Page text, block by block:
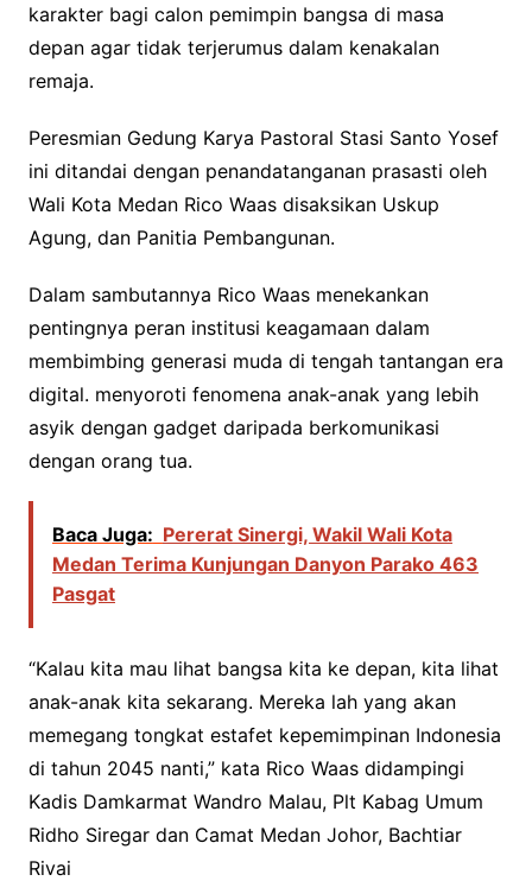
karakter bagi calon pemimpin bangsa di masa
depan agar tidak terjerumus dalam kenakalan
remaja.
Peresmian Gedung Karya Pastoral Stasi Santo Yosef
ini ditandai dengan penandatanganan prasasti oleh
Wali Kota Medan Rico Waas disaksikan Uskup
Agung, dan Panitia Pembangunan.
Dalam sambutannya Rico Waas menekankan
pentingnya peran institusi keagamaan dalam
membimbing generasi muda di tengah tantangan era
digital. menyoroti fenomena anak-anak yang lebih
asyik dengan gadget daripada berkomunikasi
dengan orang tua.
Baca Juga: Pererat Sinergi, Wakil Wali Kota
Medan Terima Kunjungan Danyon Parako 463
Pasgat
“Kalau kita mau lihat bangsa kita ke depan, kita lihat
anak-anak kita sekarang. Mereka lah yang akan
memegang tongkat estafet kepemimpinan Indonesia
di tahun 2045 nanti,” kata Rico Waas didampingi
Kadis Damkarmat Wandro Malau, Plt Kabag Umum
Ridho Siregar dan Camat Medan Johor, Bachtiar
Rivai